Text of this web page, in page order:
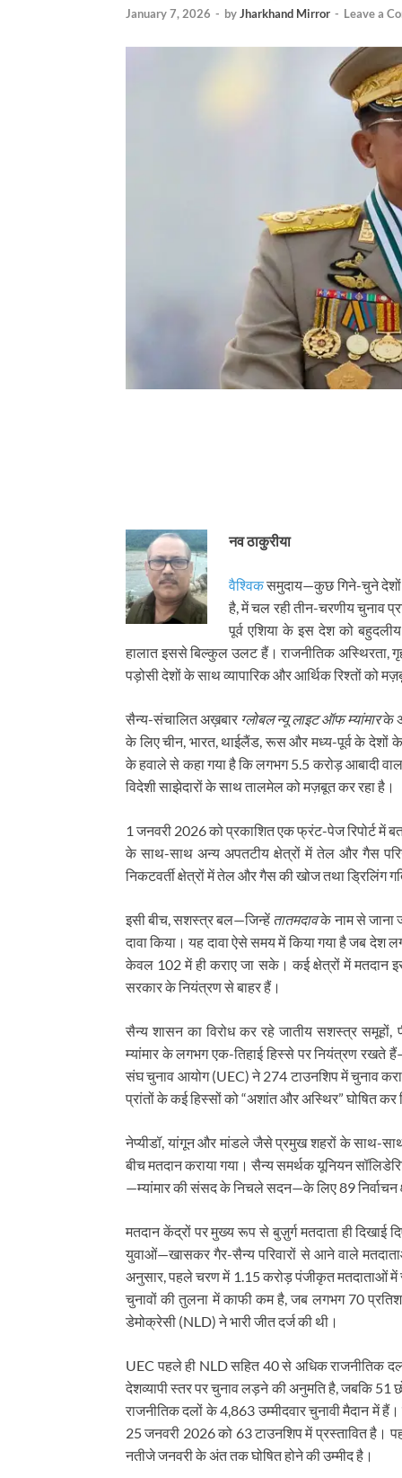
January 7, 2026 - byJharkhand Mirror - Leave a
नव ठाकुरीया
वैश्विकसमुदाय—कुछ गिने-चुने देशों
है, में चल रही तीन-चरणीय चुनाव
पूर्व एशिया के इस देश को
हालात इससे बिल्कुल उलट हैं। राजनीतिक अस्थिरता,
पड़ोसी देशों के साथ व्यापारिक और आर्थिक रिश्तों को
सैन्य-संचालित अख़बार ग्लोबल न्यू लाइट ऑफ म्यांमारके
के लिए चीन, भारत, थाईलैंड, रूस और मध्य-पूर्व के देशों
के हवाले से कहा गया है कि लगभग 5.5 करोड़ आबादी
विदेशी साझेदारों के साथ तालमेल को मज़बूत कर रहा है।
1 जनवरी 2026 को प्रकाशित एक फ्रंट-पेज रिपोर्ट में
के साथ-साथ अन्य अपतटीय क्षेत्रों में तेल और गैस
निकटवर्ती क्षेत्रों में तेल और गैस की खोज तथा ड्रिलिंग
इसी बीच, सशस्त्र बल—जिन्हें तातमदावके नाम से
दावा किया। यह दावा ऐसे समय में किया गया है जब
केवल 102 में ही कराए जा सके। कई क्षेत्रों में मतदान
सरकार के नियंत्रण से बाहर हैं।
सैन्य शासन का विरोध कर रहे जातीय सशस्त्र समूहों,
म्यांमार के लगभग एक-तिहाई हिस्से पर नियंत्रण रखते
संघ चुनाव आयोग (UEC) ने 274 टाउनशिप में चुनाव
प्रांतों के कई हिस्सों को “अशांत और अस्थिर” घोषित कर
नेप्यीडॉ, यांगून और मांडले जैसे प्रमुख शहरों के साथ-साथ
बीच मतदान कराया गया। सैन्य समर्थक यूनियन
—म्यांमार की संसद के निचले सदन—के लिए 89 निर्वाचन
मतदान केंद्रों पर मुख्य रूप से बुज़ुर्ग मतदाता ही
युवाओं—खासकर गैर-सैन्य परिवारों से आने वाले
अनुसार, पहले चरण में 1.15 करोड़ पंजीकृत मतदाताओं
चुनावों की तुलना में काफी कम है, जब लगभग 70
डेमोक्रेसी (NLD) ने भारी जीत दर्ज की थी।
UEC पहले ही NLD सहित 40 से अधिक राजनीतिक
देशव्यापी स्तर पर चुनाव लड़ने की अनुमति है, जबकि 51
राजनीतिक दलों के 4,863 उम्मीदवार चुनावी मैदान में
25 जनवरी 2026 को 63 टाउनशिप में प्रस्तावित है।
नतीजे जनवरी के अंत तक घोषित होने की उम्मीद है।